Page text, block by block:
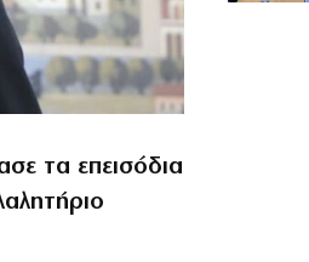
τα επεισόδια